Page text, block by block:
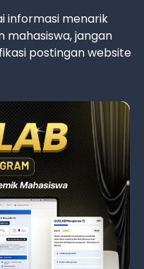
informasi menarik
mahasiswa, jangan
postingan website